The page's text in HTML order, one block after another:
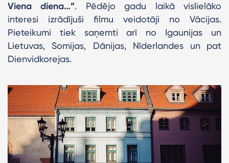
Viena diena…”. Pēdējo gadu laikā vislielāko
interesi izrādījuši filmu veidotāji no Vācijas.
Pieteikumi tiek saņemti arī no Igaunijas un
Lietuvas, Somijas, Dānijas, Nīderlandes un pat
Dienvidkorejas.